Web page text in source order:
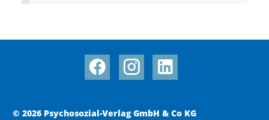
© 2026 Psychosozial-Verlag GmbH & Co KG